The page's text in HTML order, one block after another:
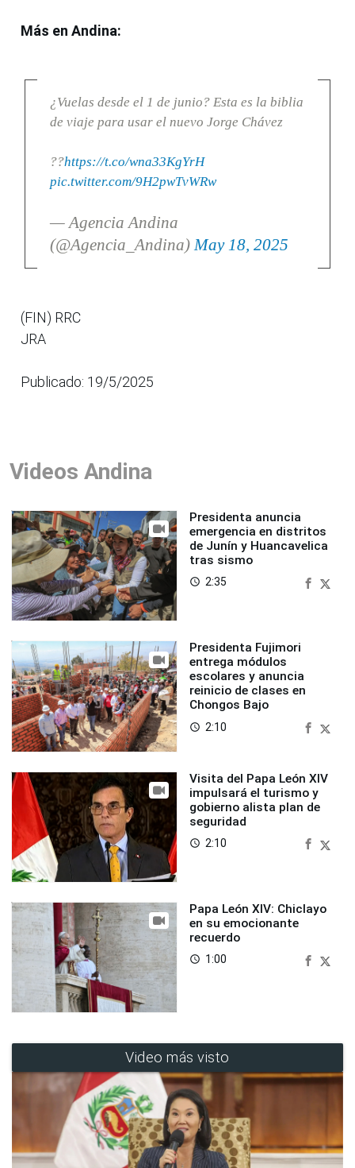
Más en Andina:
¿Vuelas desde el 1 de junio? Esta es la biblia
de viaje para usar el nuevo Jorge Chávez
??https://t.co/wna33KgYrH
pic.twitter.com/9H2pwTvWRw
— Agencia Andina
(@Agencia_Andina)May 18, 2025
(FIN) RRC
JRA
Publicado: 19/5/2025
Videos Andina
Presidenta anuncia
emergencia en distritos
de Junín y Huancavelica
tras sismo
access_time 2:35
Presidenta Fujimori
entrega módulos
escolares y anuncia
reinicio de clases en
Chongos Bajo
access_time 2:10
Visita del Papa León XIV
impulsará el turismo y
gobierno alista plan de
seguridad
access_time 2:10
Papa León XIV: Chiclayo
en su emocionante
recuerdo
access_time 1:00
Video más visto